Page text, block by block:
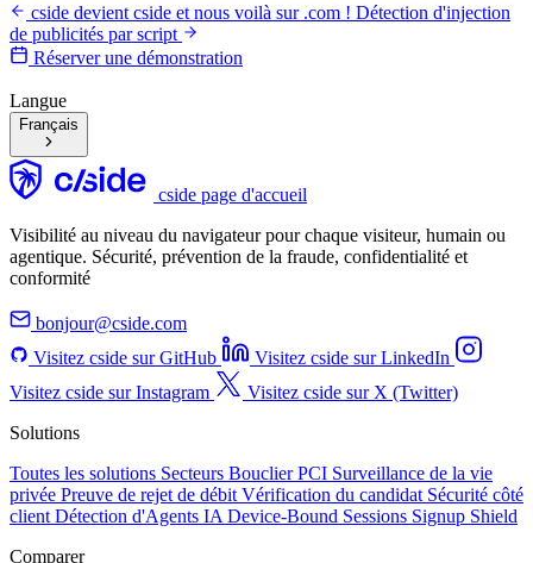
cside devient cside et nous voilà sur .com ! Détection d'injection
de publicités par script
Réserver une démonstration
Langue
Français
cside page d'accueil
Visibilité au niveau du navigateur pour chaque visiteur, humain ou
agentique. Sécurité, prévention de la fraude, confidentialité et
conformité
bonjour@cside.com
Visitez cside sur GitHub
Visitez cside sur LinkedIn
Visitez cside sur Instagram
Visitez cside sur X (Twitter)
Solutions
Toutes les solutions Secteurs Bouclier PCI Surveillance de la vie
privée Preuve de rejet de débit Vérification du candidat Sécurité côté
client Détection d'Agents IA Device-Bound Sessions Signup Shield
Comparer